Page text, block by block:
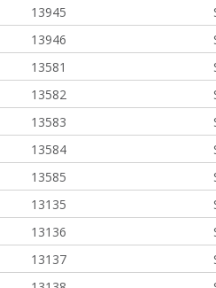
13945
13946
13581
13582
13583
13584
13585
13135
13136
13137